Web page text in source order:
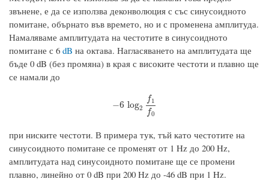
звънене, е да се използва деконволюция с със синусоидното
помитане, обърнато във времето, но и с променена амплитуда.
Намаляваме амплитудата на честотите в синусоидното
помитане с 6 dB на октава. Нагласяването на амплитудата ще
бъде 0 dB (без промяна) в края с високите честоти и плавно ще
се намали до
−6 log2
f1
f0
−6 log2f1f0
при ниските честоти. В примера тук, тъй като честотите на
синусоидното помитане се променят от 1 Hz до 200 Hz,
амплитудата над синусоидното помитане ще се промени
плавно, линейно от 0 dB при 200 Hz до -46 dB при 1 Hz.